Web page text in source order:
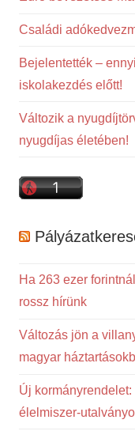
Családi
Bejelentették –
iskolakezdés előtt!
Változik a
nyugdíjas életében!
Ha 263 ezer
rossz hírünk
Változás jön a
magyar
Új
élelmiszer-